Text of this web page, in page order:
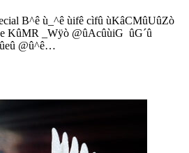
B^ê ù_^ê ùifê cìfû ùKâCMûUûZò
KûMR _Wÿò @ûAcûùiG ûG´û
@û^ê…